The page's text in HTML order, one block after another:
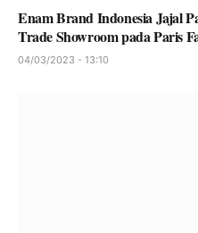
Enam Brand Indonesia Jajal
Trade Showroom pada Paris
04/03/2023 - 13:10